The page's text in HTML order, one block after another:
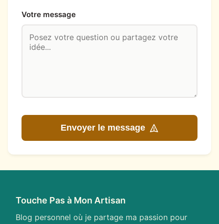
Votre message
Envoyer le message
Touche Pas à Mon Artisan
Blog personnel où je partage ma passion pour